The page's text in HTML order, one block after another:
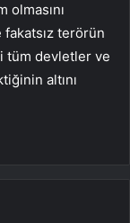
fakatsız terörün
tüm devletler ve
altını